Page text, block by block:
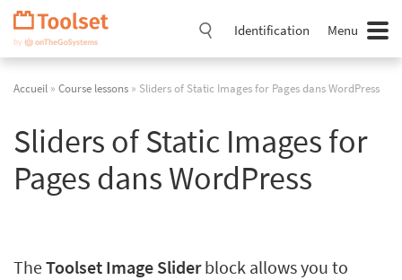
Passer
navigation
Identification Menu
Accueil » Course lessons » Sliders of Static Images for Pages dans WordPress
Sliders of Static Images for
Pages dans WordPress
TheToolset Image Sliderblock allows you to